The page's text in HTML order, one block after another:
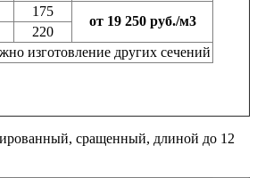
175
от 19 250 руб./м3
220
изготовление других сечений
сращенный, длиной до 12